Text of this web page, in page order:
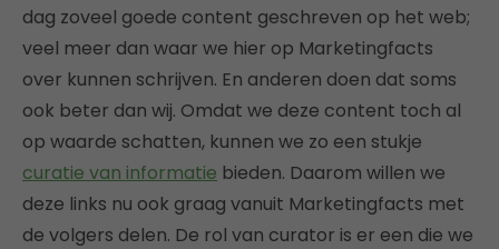
dag zoveel goede content geschreven op het web;
veel meer dan waar we hier op Marketingfacts
over kunnen schrijven. En anderen doen dat soms
ook beter dan wij. Omdat we deze content toch al
op waarde schatten, kunnen we zo een stukje
curatie van informatie bieden. Daarom willen we
deze links nu ook graag vanuit Marketingfacts met
de volgers delen. De rol van curator is er een die we